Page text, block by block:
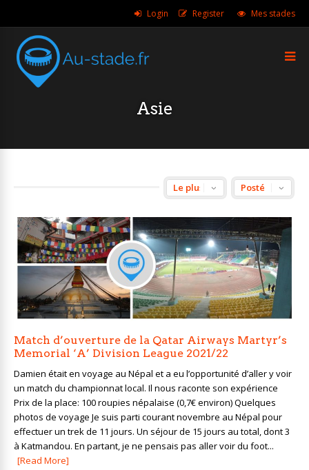
Login Register Mes stades
Asie
Match d’ouverture de la Qatar Airways Martyr’s
Memorial ‘A’ Division League 2021/22
Damien était en voyage au Népal et a eu l’opportunité d’aller y voir
un match du championnat local. Il nous raconte son expérience
Prix de la place: 100 roupies népalaise (0,7€ environ) Quelques
photos de voyage Je suis parti courant novembre au Népal pour
effectuer un trek de 11 jours. Un séjour de 15 jours au total, dont 3
à Katmandou. En partant, je ne pensais pas aller voir du foot...
[Read More]